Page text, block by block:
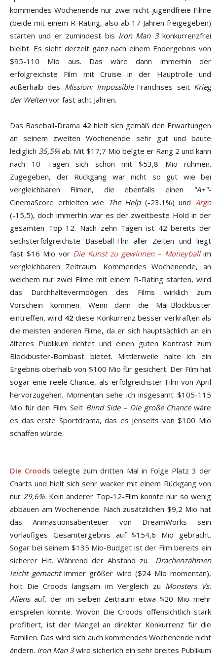
kommendes Wochenende nur zwei nicht-jugendfreie Filme
(beide mit einem R-Rating, also ab 17 Jahren freigegeben)
starten und er zumindest bis Iron Man 3konkurrenzfrei
bleibt. Es sieht derzeit ganz nach einem Endergebnis von
$95-110 Mio aus. Das wäre dann immerhin der
erfolgreichste Film mit Cruise in der Hauptrolle und
außerhalb des Mission: Impossible-Franchises seit Krieg
der Weltenvor fast acht Jahren.
Das Baseball-Drama 42 hielt sich gemäß den Erwartungen
an seinem zweiten Wochenende sehr gut und baute
lediglich 35,5%ab. Mit $17,7 Mio belgte er Rang 2 und kann
nach 10 Tagen sich schon mit $53,8 Mio rühmen.
Zugegeben, der Rückgang war nicht so gut wie bei
vergleichbaren Filmen, die ebenfalls einen
"A+"-
CinemaScore erhielten wie The Help(-23,1%) undArgo
(-15,5), doch immerhin war es der zweitbeste Hold in der
gesamten Top 12. Nach zehn Tagen ist 42 bereits der
sechsterfolgreichste Baseball-Flm aller Zeiten und liegt
fast $16 Mio vor Die Kunst zu gewinnen – Moneyballim
vergleichbaren Zeitraum. Kommendes Wochenende, an
welchem nur zwei Filme mit einem R-Rating starten, wird
das Durchhaltevermöögen des Films wirklich zum
Vorschein kommen. Wenn dann die Mai-Blockbuster
eintreffen, wird 42 diese Konkurrenz besser verkraften als
die meisten anderen Filme, da er sich hauptsächlich an ein
älteres Publikum richtet und einen guten Kontrast zum
Blockbuster-Bombast bietet. Mittlerweile halte ich ein
Ergebnis oberhalb von $100 Mio für gesichert. Der Film hat
sogar eine reele Chance, als erfolgreichster Film von April
hervorzugehen. Momentan sehe ich insgesamt $105-115
Mio für den Film. Seit Blind Side – Die große Chancewäre
es das erste Sportdrama, das es jenseits von $100 Mio
schaffen würde.
Die Croods belegte zum dritten Mal in Folge Platz 3 der
Charts und hielt sich sehr wacker mit einem Rückgang von
nur29,6%. Kein anderer Top-12-Film konnte nur so wenig
abbauen am Wochenende. Nach zusätzlichen $9,2 Mio hat
das Animastionsabenteuer von DreamWorks sein
vorläufiges Gesamtergebnis auf $154,6 Mio gebracht.
Sogar bei seinem $135 Mio-Budget ist der Film bereits ein
sicherer Hit. Während der Abstand zu Drachenzähmen
leicht gemachtimmer größer wird ($24 Mio momentan),
holt Die Croods langsam im Vergleich zu Monsters Vs.
Aliensauf, der im selben Zeitraum etwa $20 Mio mehr
einspielen konnte. Wovon Die Croods offensichtlich stark
profitiert, ist der Mangel an direkter Konkurrenz für die
Familien. Das wird sich auch kommendes Wochenende nicht
ändern. Iron Man 3wird sicherlich ein sehr breites Publikum